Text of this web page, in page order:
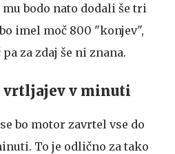
bodo nato dodali še tri
imel moč 800 "konjev",
za zdaj še ni znana.
vrtljajev v minuti
bo motor zavrtel vse do
To je odlično za tako